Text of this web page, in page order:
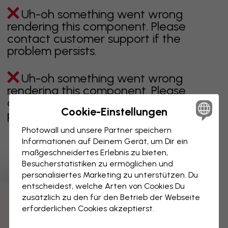
Uh-oh something went wrong
rendering this component. Please
contact customer support if the
problem persists.
Uh-oh something went wrong
rendering this component. Please
contact customer support if the
problem persists.
Zeigt Seite 1 von 1 Seiten
Weitere Kategorien entdecken
Cookie-Einstellungen
Photowall und unsere Partner speichern
Informationen auf Deinem Gerät, um Dir ein
maßgeschneidertes Erlebnis zu bieten,
Besucherstatistiken zu ermöglichen und
personalisiertes Marketing zu unterstützen. Du
entscheidest, welche Arten von Cookies Du
zusätzlich zu den für den Betrieb der Webseite
erforderlichen Cookies akzeptierst.